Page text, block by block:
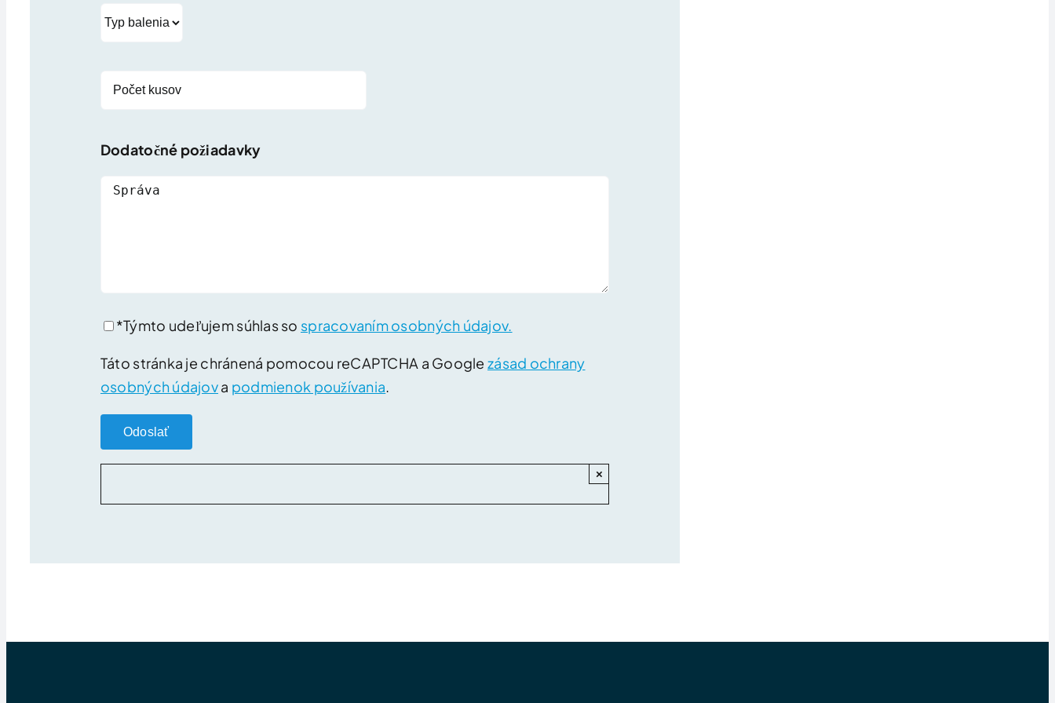
Dodatočné požiadavky
*Týmto udeľujem súhlas so spracovaním osobných údajov.
Táto stránka je chránená pomocou reCAPTCHA a Google zásad ochrany
osobných údajova podmienok používania.
×